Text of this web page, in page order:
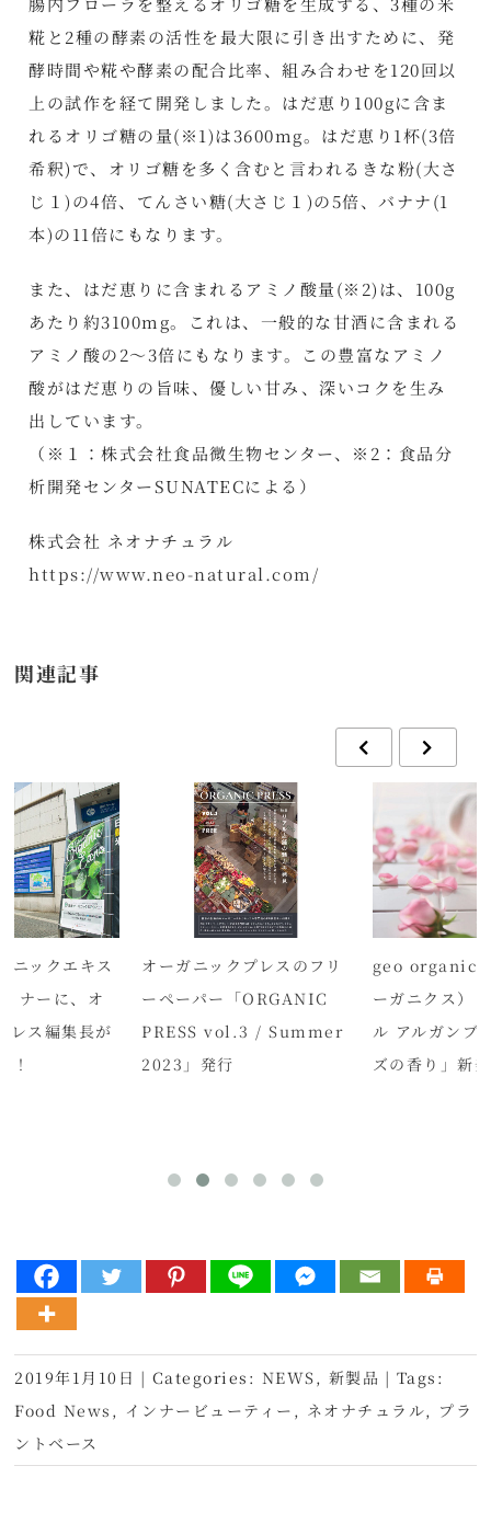
糀と2種の酵素の活性を最大限に引き出すために、発
酵時間や糀や酵素の配合比率、組み合わせを120回以
上の試作を経て開発しました。はだ恵り100gに含ま
れるオリゴ糖の量(※1)は3600mg。はだ恵り1杯(3倍
希釈)で、オリゴ糖を多く含むと言われるきな粉(大さ
じ１)の4倍、てんさい糖(大さじ１)の5倍、バナナ(1
本)の11倍にもなります。
また、はだ恵りに含まれるアミノ酸量(※2)は、100g
あたり約3100mg。これは、一般的な甘酒に含まれる
アミノ酸の2～3倍にもなります。この豊富なアミノ
酸がはだ恵りの旨味、優しい甘み、深いコクを生み
出しています。
（※１：株式会社食品微生物センター、※2：食品分
析開発センターSUNATECによる）
株式会社 ネオナチュラル
https://www.neo-natural.com/
関連記事
ニックエキス
ナーに、オ
レス編集長が
！
オーガニックプレスのフリ
ーペーパー「ORGANIC
PRESS vol.3 / Summer
2023」発行
geo organics
ーガニクス）
ル アルガンブ
ズの香り」新
2019年1月10日 | Categories: NEWS, 新製品 | Tags:
Food News , インナービューティー , ネオナチュラル, プラ
ントベース